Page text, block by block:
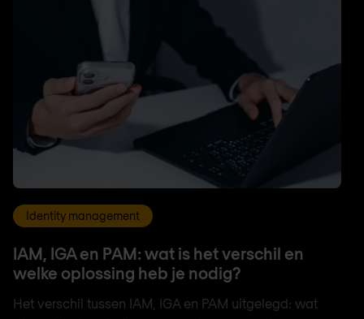
Identity management
IAM, IGA en PAM: wat is het verschil en
welke oplossing heb je nodig?
Het verschil tussen IAM, IGA en PAM uitgelegd: wat